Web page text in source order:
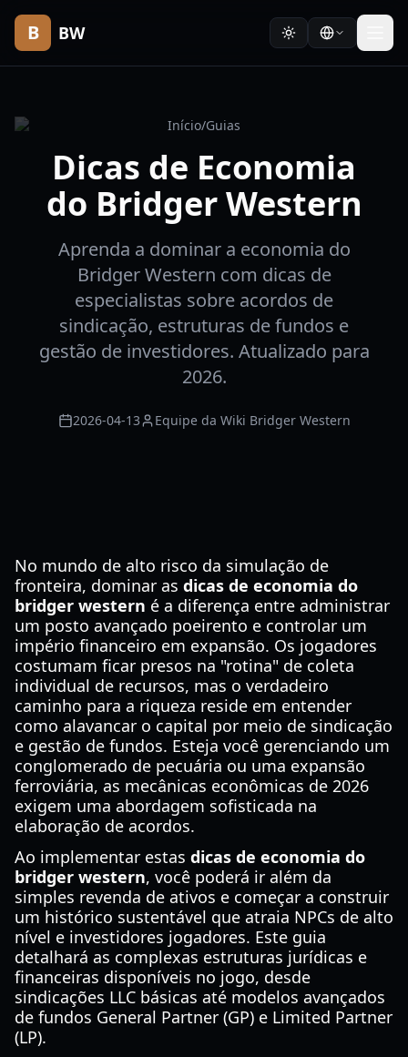
B BW
Início/Guias
Dicas de Economia
do Bridger Western
Aprenda a dominar a economia do
Bridger Western com dicas de
especialistas sobre acordos de
sindicação, estruturas de fundos e
gestão de investidores. Atualizado para
2026.
2026-04-13 Equipe da Wiki Bridger Western
No mundo de alto risco da simulação de
fronteira, dominar as dicas de economia do
bridger western é a diferença entre administrar
um posto avançado poeirento e controlar um
império financeiro em expansão. Os jogadores
costumam ficar presos na "rotina" de coleta
individual de recursos, mas o verdadeiro
caminho para a riqueza reside em entender
como alavancar o capital por meio de sindicação
e gestão de fundos. Esteja você gerenciando um
conglomerado de pecuária ou uma expansão
ferroviária, as mecânicas econômicas de 2026
exigem uma abordagem sofisticada na
elaboração de acordos.
Ao implementar estas dicas de economia do
bridger western, você poderá ir além da
simples revenda de ativos e começar a construir
um histórico sustentável que atraia NPCs de alto
nível e investidores jogadores. Este guia
detalhará as complexas estruturas jurídicas e
financeiras disponíveis no jogo, desde
sindicações LLC básicas até modelos avançados
de fundos General Partner (GP) e Limited Partner
(LP).